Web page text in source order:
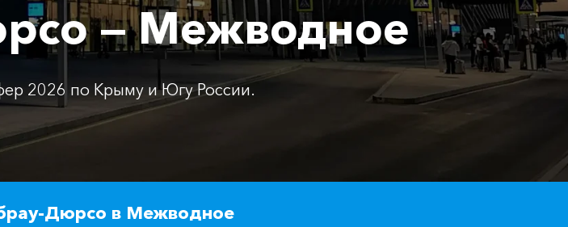
— Межводное
2026 по Крыму и Югу России.
Дюрсо в Межводное